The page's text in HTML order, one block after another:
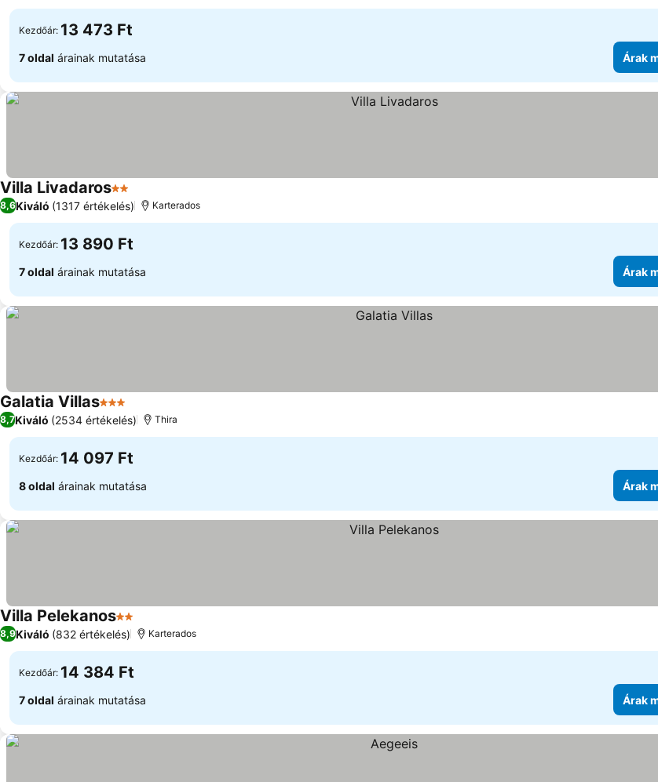
Kezdőár: 13 473 Ft
7 oldal árainak mutatása Árak
Villa Livadaros2 Kategória
8,6Kiváló (1317 értékelés) Karterados
Kezdőár: 13 890 Ft
7 oldal árainak mutatása Árak
Galatia Villas3 Kategória
8,7Kiváló (2534 értékelés) Thira
Kezdőár: 14 097 Ft
8 oldal árainak mutatása Árak
Villa Pelekanos2 Kategória
8,9Kiváló (832 értékelés) Karterados
Kezdőár: 14 384 Ft
7 oldal árainak mutatása Árak